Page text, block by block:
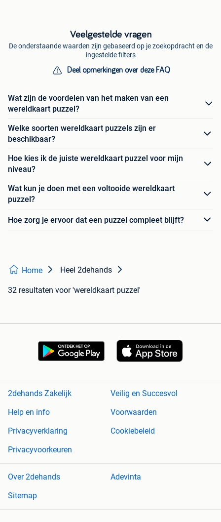
Veelgestelde vragen
De onderstaande waarden zijn gebaseerd op je zoekopdracht en de
ingestelde filters
Deel opmerkingen over deze FAQ
Wat zijn de voordelen van het maken van een
wereldkaart puzzel?
Welke soorten wereldkaart puzzels zijn er
beschikbaar?
Hoe kies ik de juiste wereldkaart puzzel voor mijn
niveau?
Wat kun je doen met een voltooide wereldkaart
puzzel?
Hoe zorg je ervoor dat een puzzel compleet blijft?
Home Heel 2dehands
32 resultaten voor 'wereldkaart puzzel'
2dehands Zakelijk
Veilig en Succesvol
Help en info
Voorwaarden
Privacyverklaring
Cookiebeleid
Privacyvoorkeuren
Over 2dehands
Adevinta
Sitemap